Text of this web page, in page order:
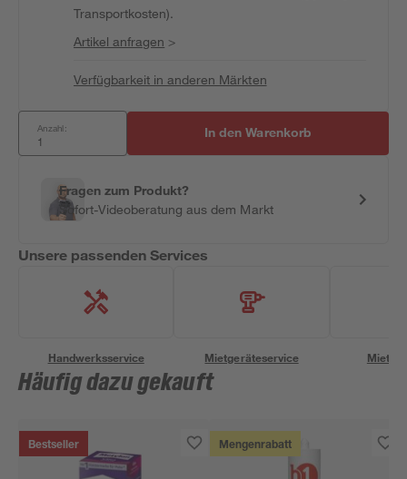
Transportkosten).
Artikel anfragen >
Verfügbarkeit in anderen Märkten
Anzahl: In den Warenkorb
Fragen zum Produkt?
Sofort-Videoberatung aus dem Markt
Unsere passenden Services
Handwerksservice Mietgeräteservice
Häufig dazu gekauft
Bestseller Mengenrabatt